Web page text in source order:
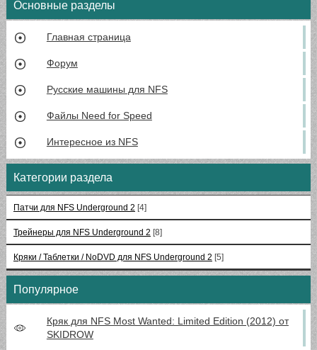
Основные разделы
Главная страница
Форум
Русские машины для NFS
Файлы Need for Speed
Интересное из NFS
Категории раздела
Патчи для NFS Underground 2 [4]
Трейнеры для NFS Underground 2 [8]
Кряки / Таблетки / NoDVD для NFS Underground 2 [5]
Популярное
Кряк для NFS Most Wanted: Limited Edition (2012) от
SKIDROW